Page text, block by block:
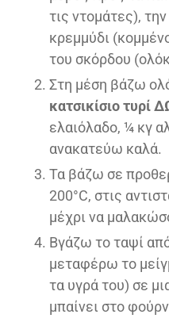
τις ντομάτες),
κρεμμύδι
του σκόρδου
Στη μέση βάζω
κατσικίσιο τυρί
ελαιόλαδο, ¼ κγ
ανακατεύω καλά.
Τα βάζω σε
200°C, στις
μέχρι να
Βγάζω το ταψί
μεταφέρω το
τα υγρά του) σε
μπαίνει στο